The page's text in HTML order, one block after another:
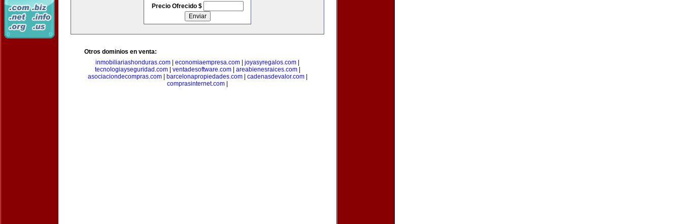
Precio Ofrecido $
Otros dominios en venta:
inmobiliariashonduras.com
economiaempresa.com joyasyregalos.com
tecnologiayseguridad.com| ventadesoftware.com| areabienesraices.com|
asociaciondecompras.com| barcelonapropiedades.com| cadenasdevalor.com|
comprasinternet.com